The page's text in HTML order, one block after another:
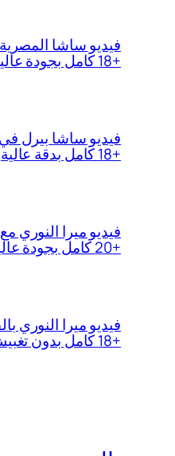
فيديو ساشا
+18 كامل بجودة عالية
فيديو ساشا بيرل
+18 كامل بدقة عالية
فيديو ميرا النوري
+20 كامل بجودة عالية
فيديو ميرا النوري
+18 كامل بدون تغبيش